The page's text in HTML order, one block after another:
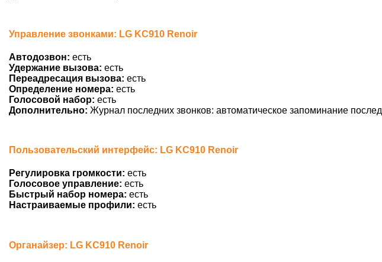
Управление звонками: LG KC910 Renoir
Автодозвон: есть
Удержание вызова: есть
Переадресация вызова: есть
Определение номера: есть
Голосовой набор: есть
Дополнительно: Журнал последних звонков: автоматическое запоминание
Пользовательский интерфейс: LG KC910 Renoir
Регулировка громкости: есть
Голосовое управление: есть
Быстрый набор номера: есть
Настраиваемые профили: есть
Органайзер: LG KC910 Renoir